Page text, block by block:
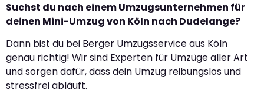
Suchst du nach einem Umzugsunternehmen für
deinen Mini-Umzug von Köln nach Dudelange?
Dann bist du bei Berger Umzugsservice aus Köln
genau richtig! Wir sind Experten für Umzüge aller Art
und sorgen dafür, dass dein Umzug reibungslos und
stressfrei abläuft.